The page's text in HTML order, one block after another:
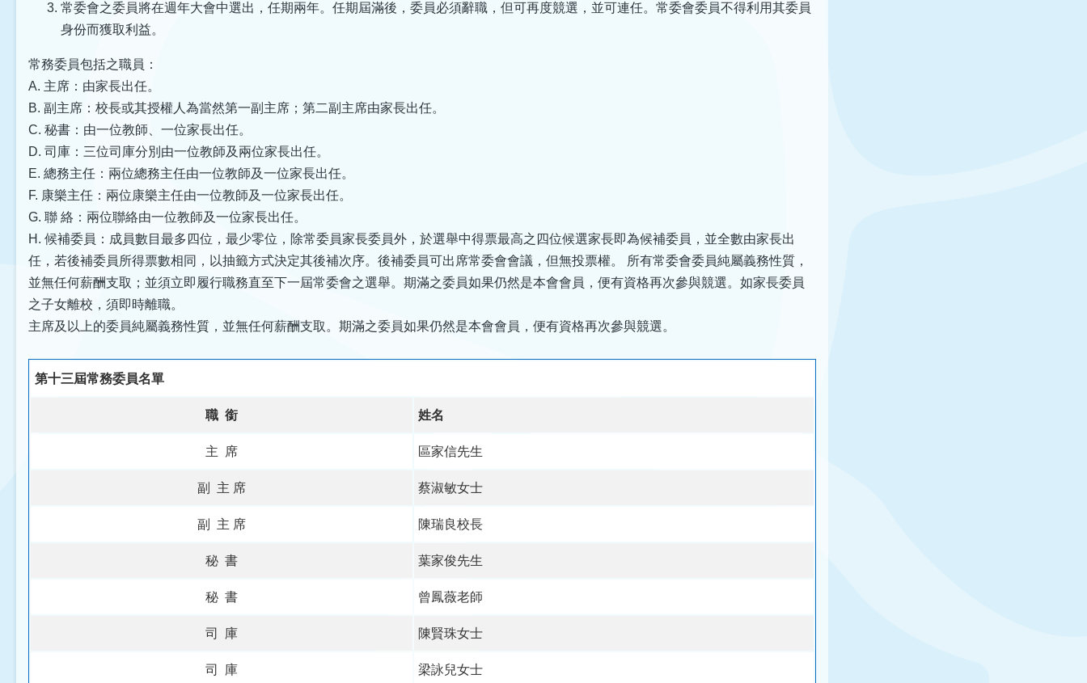
常委會之委員將在週年大會中選出，任期兩年。任期屆滿後，委員必須辭職，但可再度競選，並可連任。常委會委員不得利用其委員
身份而獲取利益。
常務委員包括之職員：
A. 主席：由家長出任。
B. 副主席：校長或其授權人為當然第一副主席；第二副主席由家長出任。
C. 秘書：由一位教師、一位家長出任。
D. 司庫：三位司庫分別由一位教師及兩位家長出任。
E. 總務主任：兩位總務主任由一位教師及一位家長出任。
F. 康樂主任：兩位康樂主任由一位教師及一位家長出任。
G. 聯 絡：兩位聯絡由一位教師及一位家長出任。
H. 候補委員：成員數目最多四位，最少零位，除常委員家長委員外，於選舉中得票最高之四位候選家長即為候補委員，並全數由家長出
任，若後補委員所得票數相同，以抽籤方式決定其後補次序。後補委員可出席常委會會議，但無投票權。 所有常委會委員純屬義務性質，
並無任何薪酬支取；並須立即履行職務直至下一屆常委會之選舉。期滿之委員如果仍然是本會會員，便有資格再次參與競選。如家長委員
之子女離校，須即時離職。
主席及以上的委員純屬義務性質，並無任何薪酬支取。期滿之委員如果仍然是本會會員，便有資格再次參與競選。
第十三屆常務委員名單
職 銜 姓名
主 席 區家信先生
副 主 席 蔡淑敏女士
副 主 席 陳瑞良校長
秘 書 葉家俊先生
秘 書 曾鳳薇老師
司 庫 陳賢珠女士
司 庫 梁詠兒女士